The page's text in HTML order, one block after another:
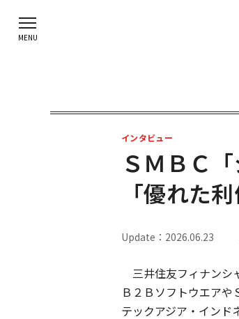
インタビュー
ＳＭＢＣ
「優れた
Update：2026.06.23
三井住友フィナンシ
Ｂ２Ｂソフトウエア
テックアジア・インド